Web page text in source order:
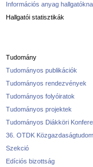
Információs anyag
Hallgatói statisztikák
Tudomány
Tudományos publikációk
Tudományos rendezvények
Tudományos folyóiratok
Tudományos projektek
Tudományos Diákköri
36. OTDK
Szekció
Edíciós bizottság